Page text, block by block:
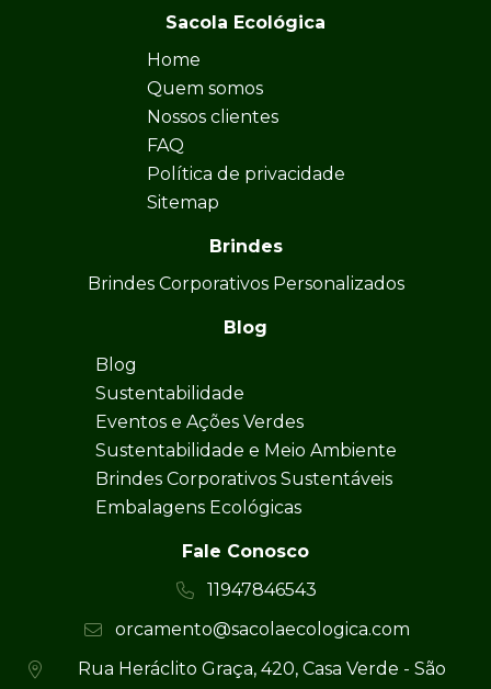
Sacola Ecológica
Home
Quem somos
Nossos clientes
FAQ
Política de privacidade
Sitemap
Brindes
Brindes Corporativos Personalizados
Blog
Blog
Sustentabilidade
Eventos e Ações Verdes
Sustentabilidade e Meio Ambiente
Brindes Corporativos Sustentáveis
Embalagens Ecológicas
Fale Conosco
11947846543
orcamento@sacolaecologica.com
Rua Heráclito Graça, 420, Casa Verde - São